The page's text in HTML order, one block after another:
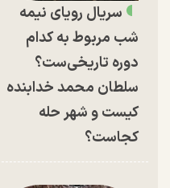
سریال رویای نیمه
شب مربوط به کدام
دوره تاریخی‌ست؟
سلطان محمد خدابنده
کیست و شهر حله
کجاست؟